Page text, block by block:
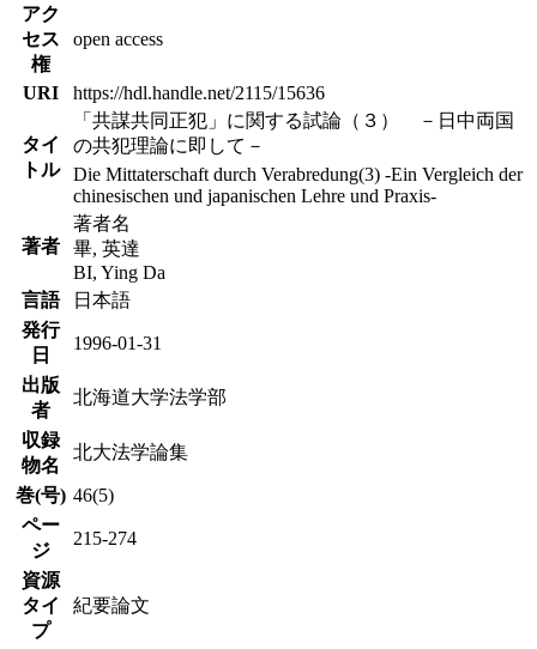
アク
セス
権
open access
URI https://hdl.handle.net/2115/15636
タイ
トル
「共謀共同正犯」に関する試論（３） －日中両国
の共犯理論に即して－
Die Mittaterschaft durch Verabredung(3) -Ein Vergleich der
chinesischen und japanischen Lehre und Praxis-
著者
著者名
畢, 英達
BI, Ying Da
言語
日本語
発行
日
1996-01-31
出版
者
北海道大学法学部
収録
物名
北大法学論集
巻(号) 46(5)
ペー
ジ
215-274
資源
タイ
プ
紀要論文